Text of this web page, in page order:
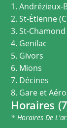
1. Andrézieux-
2. St-Étienne
3. St-Chamond
4. Genilac
5. Givors
6. Mions
7. Décines
8. Gare et
Horaires
* Horaires De